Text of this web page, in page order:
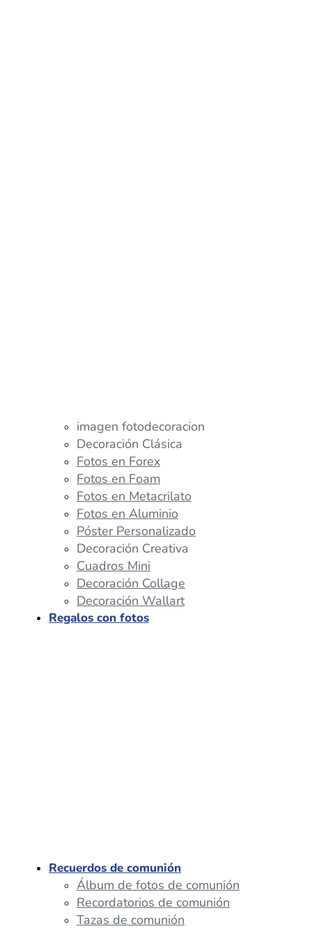
imagen fotodecoracion
Decoración Clásica
Fotos en Forex
Fotos en Foam
Fotos en Metacrilato
Fotos en Aluminio
Póster Personalizado
Decoración Creativa
Cuadros Mini
Decoración Collage
Decoración Wallart
Regalos con fotos
Recuerdos de comunión
Álbum de fotos de comunión
Recordatorios de comunión
Tazas de comunión